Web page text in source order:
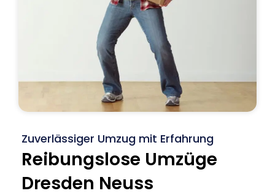
Zuverlässiger Umzug mit Erfahrung
Reibungslose Umzüge
Dresden Neuss